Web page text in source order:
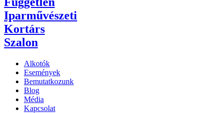
Iparművészeti
Kortárs
Szalon
Alkotók
Események
Bemutatkozunk
Blog
Média
Kapcsolat